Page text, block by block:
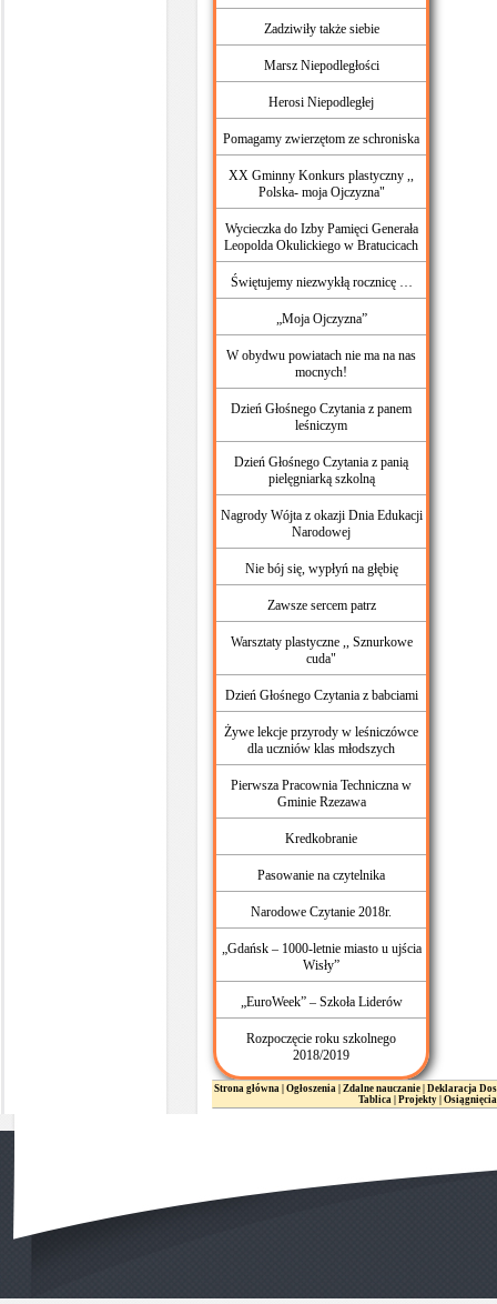
Zadziwiły także siebie
Marsz Niepodległości
Herosi Niepodległej
Pomagamy zwierzętom ze schroniska
XX Gminny Konkurs plastyczny ,,
Polska- moja Ojczyzna"
Wycieczka do Izby Pamięci Generała
Leopolda Okulickiego w Bratucicach
Świętujemy niezwykłą rocznicę …
„Moja Ojczyzna”
W obydwu powiatach nie ma na nas
mocnych!
Dzień Głośnego Czytania z panem
leśniczym
Dzień Głośnego Czytania z panią
pielęgniarką szkolną
Nagrody Wójta z okazji Dnia Edukacji
Narodowej
Nie bój się, wypłyń na głębię
Zawsze sercem patrz
Warsztaty plastyczne ,, Sznurkowe
cuda"
Dzień Głośnego Czytania z babciami
Żywe lekcje przyrody w leśniczówce
dla uczniów klas młodszych
Pierwsza Pracownia Techniczna w
Gminie Rzezawa
Kredkobranie
Pasowanie na czytelnika
Narodowe Czytanie 2018r.
„Gdańsk – 1000-letnie miasto u ujścia
Wisły”
„EuroWeek” – Szkoła Liderów
Rozpoczęcie roku szkolnego
2018/2019
Strona główna Ogłoszenia Zdalne nauczanie Deklaracja
Tablica Projekty Osiągnięcia